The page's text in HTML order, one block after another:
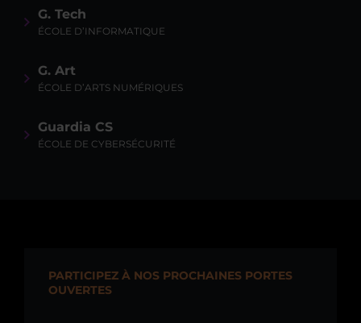
G. Tech
ÉCOLE D’INFORMATIQUE
G. Art
ÉCOLE D’ARTS NUMÉRIQUES
Guardia CS
ÉCOLE DE CYBERSÉCURITÉ
PARTICIPEZ À NOS PROCHAINES PORTES
OUVERTES